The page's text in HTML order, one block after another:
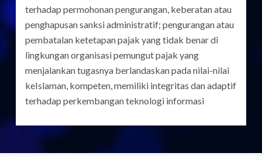
terhadap permohonan pengurangan, keberatan atau
penghapusan sanksi administratif; pengurangan atau
pembatalan ketetapan pajak yang tidak benar di
lingkungan organisasi pemungut pajak yang
menjalankan tugasnya berlandaskan pada nilai-nilai
keIslaman, kompeten, memiliki integritas dan adaptif
terhadap perkembangan teknologi informasi